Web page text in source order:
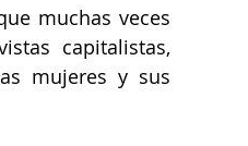
muchas veces
capitalistas,
mujeres y sus